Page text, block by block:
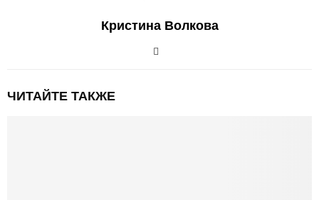
Кристина Волкова
ЧИТАЙТЕ ТАКЖЕ